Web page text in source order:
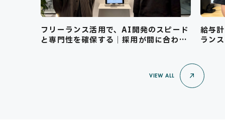
フリーランス活用で、AI開発のスピード
と専門性を確保する｜採用が間に合わな
給与
ラン
VIEW ALL